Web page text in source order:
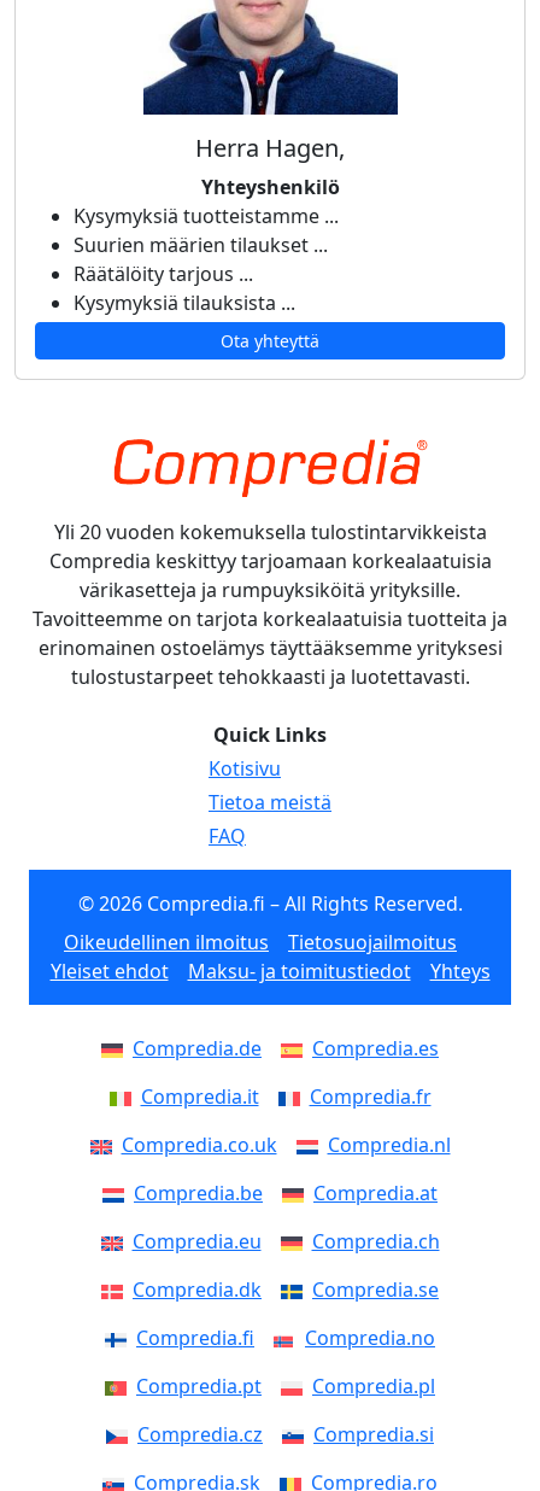
Herra Hagen,
Yhteyshenkilö
Kysymyksiä tuotteistamme ...
Suurien määrien tilaukset ...
Räätälöity tarjous ...
Kysymyksiä tilauksista ...
Ota yhteyttä
Yli 20 vuoden kokemuksella tulostintarvikkeista
Compredia keskittyy tarjoamaan korkealaatuisia
värikasetteja ja rumpuyksiköitä yrityksille.
Tavoitteemme on tarjota korkealaatuisia tuotteita ja
erinomainen ostoelämys täyttääksemme yrityksesi
tulostustarpeet tehokkaasti ja luotettavasti.
Quick Links
Kotisivu
Tietoa meistä
FAQ
© 2026 Compredia.fi – All Rights Reserved.
Oikeudellinen ilmoitus
Tietosuojailmoitus
Yleiset ehdot
Maksu- ja toimitustiedot Yhteys
Compredia.de
Compredia.es
Compredia.it
Compredia.fr
Compredia.co.uk
Compredia.nl
Compredia.be
Compredia.at
Compredia.eu
Compredia.ch
Compredia.dk
Compredia.se
Compredia.fi
Compredia.no
Compredia.pt
Compredia.pl
Compredia.cz
Compredia.si
Compredia.sk
Compredia.ro